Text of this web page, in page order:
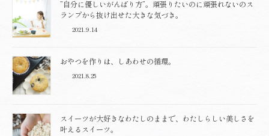
”自分に優しいがんばり方”。頑張りたいのに頑張れないのス
ランプから抜け出せた大きな気づき。
2021.9.14
おやつを作りは、しあわせの循環。
2021.8.25
スイーツが大好きなわたしのままで、わたしらしい美しさを
叶えるスイーツ。